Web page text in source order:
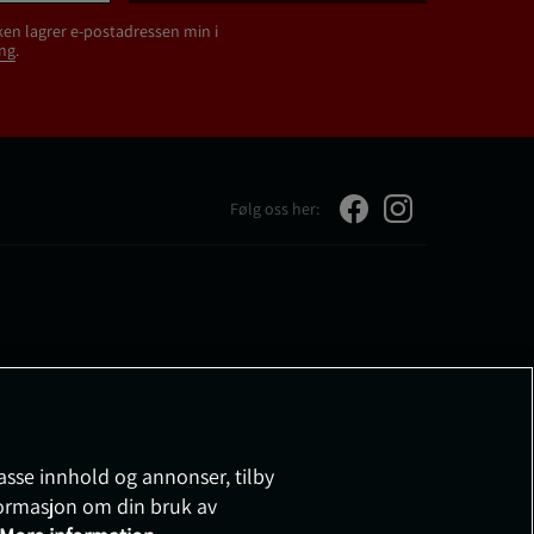
lagrer e-postadressen min i
.
Følg oss her:
innhold og annonser, tilby
om din bruk av